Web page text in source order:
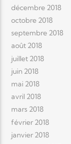
décembre 2018
octobre 2018
septembre 2018
août 2018
juillet 2018
juin 2018
mai 2018
avril 2018
mars 2018
février 2018
janvier 2018